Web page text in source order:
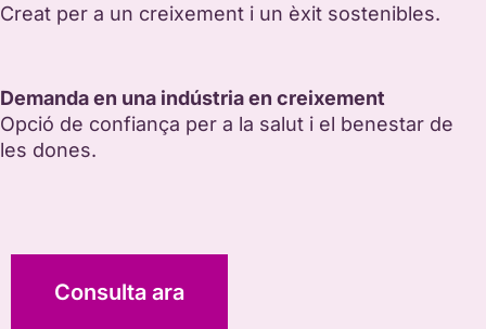
Creat per a un creixement i un èxit sostenibles.
Demanda en una indústria en creixement
Opció de confiança per a la salut i el benestar de
les dones.
Consulta ara